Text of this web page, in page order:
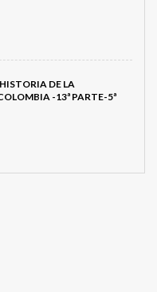
DE LA
-13ª PARTE-5ª